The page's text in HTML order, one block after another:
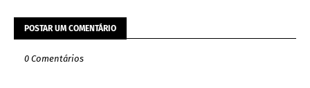
POSTAR UM COMENTÁRIO
0 Comentários